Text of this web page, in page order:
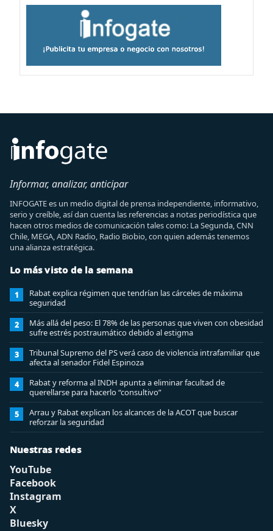
Informar, analizar, anticipar
INFOGATE es un medio digital de prensa independiente, informativo,
serio y creíble, así dan cuenta las referencias a notas periodística que
hacen otros medios de comunicación tales como: La Segunda, CNN
Chile, MEGA, ADN Radio, Radio Biobio, con quien además tenemos
una alianza estratégica.
Lo más visto de la semana
1
Rabat explica régimen que tendrían las cárceles de máxima
seguridad
2
Más allá del peso: El 78% de las personas que viven con obesidad
sufre estrés postraumático debido al estigma
3
Tribunal Supremo del PS verá caso de violencia intrafamiliar que
afecta al senador Fidel Espinoza
4
Rabat y reforma al INDH apunta a eliminar facultad de
querellarse para hacerlo “consultivo”
5
Arrau y Rabat explican los alcances de la ACOT que buscar
reforzar la seguridad
Nuestras redes
YouTube
Facebook
Instagram
X
Bluesky